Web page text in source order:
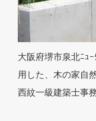
大阪府堺市泉北ﾆｭ
用した、木の家
西紋一級建築士事